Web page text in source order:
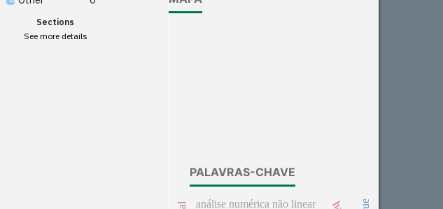
Sections
See more details
Scite shows how a scientific
PALAVRAS-CHAVE
análise numérica não linear